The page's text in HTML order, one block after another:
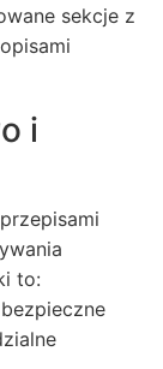
sekcje z
i
to: